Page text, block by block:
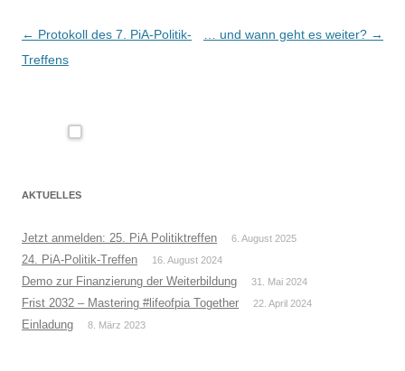
Beitragsnavigation
← Protokoll des 7. PiA-Politik-
Treffens
… und wann geht es weiter? →
AKTUELLES
Jetzt anmelden: 25. PiA Politiktreffen 6. August 2025
24. PiA-Politik-Treffen 16. August 2024
Demo zur Finanzierung der Weiterbildung 31. Mai 2024
Frist 2032 – Mastering #lifeofpia Together 22. April 2024
Einladung 8. März 2023